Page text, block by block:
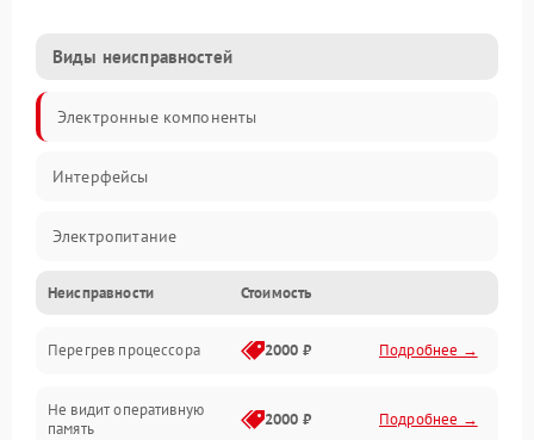
Виды неисправностей
Электронные компоненты
Интерфейсы
Электропитание
Корпус/Герметичность
Механика
ПО/Микропрограмма
Неисправности Стоимость
Перегрев процессора 2000 ₽ Подробнее →
Не видит оперативную
память
2000 ₽ Подробнее →